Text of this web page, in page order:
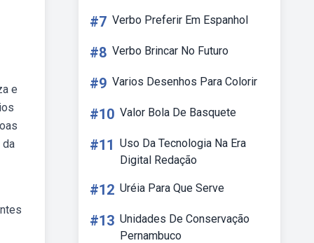
e
da
#7 Verbo Preferir Em Espanhol
#8 Verbo Brincar No Futuro
#9 Varios Desenhos Para Colorir
#10 Valor Bola De Basquete
#11 Uso Da Tecnologia Na Era
Digital Redação
#12 Uréia Para Que Serve
#13 Unidades De Conservação
Pernambuco